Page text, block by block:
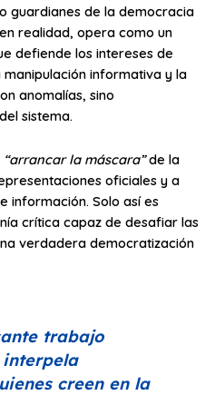
guardianes de la democracia
realidad, opera como un
defiende los intereses de
informativa y la
anomalías, sino
sistema.
“arrancar la máscara”de la
oficiales y a
información. Solo así es
crítica capaz de desafiar las
verdadera democratización
trabajo
creen en la